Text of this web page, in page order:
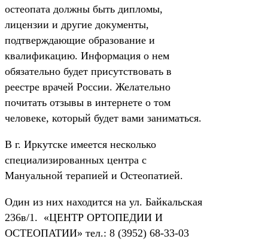
остеопата должны быть дипломы,
лицензии и другие документы,
подтверждающие образование и
квалификацию. Информация о нем
обязательно будет присутствовать в
реестре врачей России. Желательно
почитать отзывы в интернете о том
человеке, который будет вами заниматься.
В г. Иркутске имеется несколько
специализированных центра с
Мануальной терапией и Остеопатией.
Один из них находится на ул. Байкальская
236в/1. «ЦЕНТР ОРТОПЕДИИ И
ОСТЕОПАТИИ» тел.: 8 (3952) 68-33-03